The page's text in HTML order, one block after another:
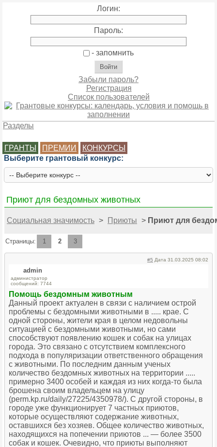
Логин:
Пароль:
- запомнить
Забыли пароль?
Регистрация
Список пользователей
Разделы
ГРАНТЫ ПРЕМИИ
КОНКУРСЫ
Выберите грантовый конкурс:
Приют для бездомных животных
Социальная значимость > Приюты > Приют для
Страницы: 1 2 3
#5 Дата 31.03.2025 08:02
admin
администратор
сообщений: 7744
Помощь бездомным животным
Данный проект актуален в связи с наличием острой
проблемы с бездомными животными в ..... крае. С
одной стороны, жители края в целом недовольны
ситуацией с бездомными животными, но сами
способствуют появлению кошек и собак на улицах
города. Это связано с отсутствием комплексного
подхода в популяризации ответственного обращения
с животными. По последним данным ученых
количество бездомных животных на территории .....
примерно 3400 особей и каждая из них когда-то была
брошена своим владельцем на улицу
(perm.kp.ru/daily/27225/4350978/). С другой стороны, в
городе уже функционирует 7 частных приютов,
которые осуществляют содержание животных,
оставшихся без хозяев. Общее количество животных,
находящихся на попечении приютов ... — более 3500
собак и кошек. Очевидно, что приюты выполняют